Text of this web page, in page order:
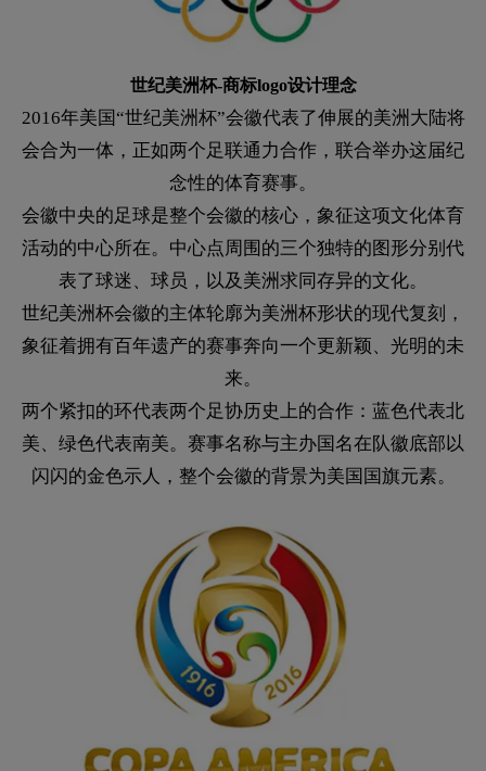
世纪美洲杯-商标logo设计理念
2016年美国“世纪美洲杯”会徽代表了伸展的美洲大陆将
会合为一体，正如两个足联通力合作，联合举办这届纪
念性的体育赛事。
会徽中央的足球是整个会徽的核心，象征这项文化体育
活动的中心所在。中心点周围的三个独特的图形分别代
表了球迷、球员，以及美洲求同存异的文化。
世纪美洲杯会徽的主体轮廓为美洲杯形状的现代复刻，
象征着拥有百年遗产的赛事奔向一个更新颖、光明的未
来。
两个紧扣的环代表两个足协历史上的合作：蓝色代表北
美、绿色代表南美。赛事名称与主办国名在队徽底部以
闪闪的金色示人，整个会徽的背景为美国国旗元素。